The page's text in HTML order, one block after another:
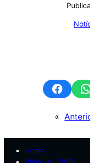
Share on
«
Home